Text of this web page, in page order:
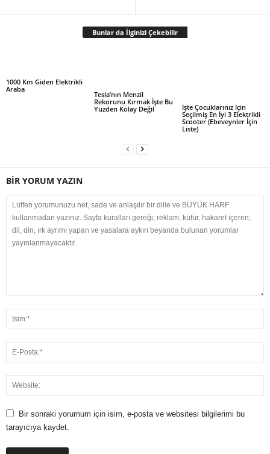
Bunlar da İlginizi Çekebilir
1000 Km Giden Elektrikli
Araba
Tesla’nın Menzil
Rekorunu Kırmak İşte Bu
Yüzden Kolay Değil
İşte Çocuklarınız İçin
Seçilmiş En İyi 3 Elektrikli
Scooter (Ebeveynler İçin
Liste)
BİR YORUM YAZIN
Bir sonraki yorumum için isim, e-posta ve websitesi bilgilerimi bu
tarayıcıya kaydet.